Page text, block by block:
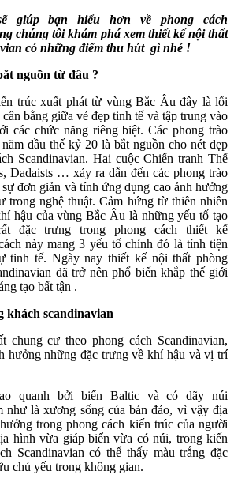
giúp bạn hiểu hơn về phong cách
chúng tôi khám phá xem thiết kế nội thất
có những điểm thu hút gì nhé !
nguồn từ đâu ?
trúc xuất phát từ vùng Bắc Âu đây là lối
bằng giữa vẻ đẹp tinh tế và tập trung vào
các chức năng riêng biệt. Các phong trào
đầu thế kỷ 20 là bắt nguồn cho nét đẹp
Scandinavian. Hai cuộc Chiến tranh Thế
Dadaists … xảy ra dẫn đến các phong trào
đơn giản và tính ứng dụng cao ảnh hưởng
trong nghệ thuật. Cảm hứng từ thiên nhiên
hậu của vùng Bắc Âu là những yếu tố tạo
đặc trưng trong phong cách thiết kế
này mang 3 yếu tố chính đó là tính tiện
tinh tế. Ngày nay thiết kế nội thất phòng
đã trở nên phổ biến khắp thế giới
tạo bất tận .
khách scandinavian
chung cư theo phong cách Scandinavian,
hưởng những đặc trưng về khí hậu và vị trí
quanh bởi biển Baltic và có dãy núi
như là xương sống của bán đảo, vì vậy địa
trong phong cách kiến trúc của người
hình vừa giáp biển vừa có núi, trong kiến
Scandinavian có thể thấy màu trắng đặc
chủ yếu trong không gian.